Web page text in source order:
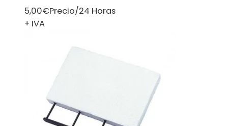
5,00€Precio/24 Horas
+ IVA